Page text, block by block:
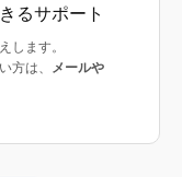
るサポート
します。
方は、 メールや